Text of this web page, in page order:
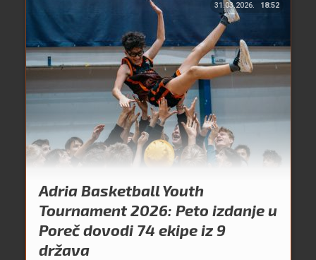
31.03.2026. 18:52
Adria Basketball Youth
Tournament 2026: Peto izdanje u
Poreč dovodi 74 ekipe iz 9
država